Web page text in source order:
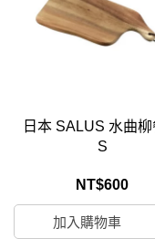
日本 SALUS 水曲
S
NT$600
加入購物車